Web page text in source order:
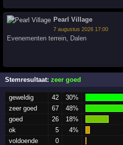
Pearl Village
7 augustus 2026 17:00
Evenementen terrein Dalen
Stemresultaat:zeer goed
geweldig 42
30%
zeer goed
67
48%
goed
26
18%
ok
5
4%
voldoende
0